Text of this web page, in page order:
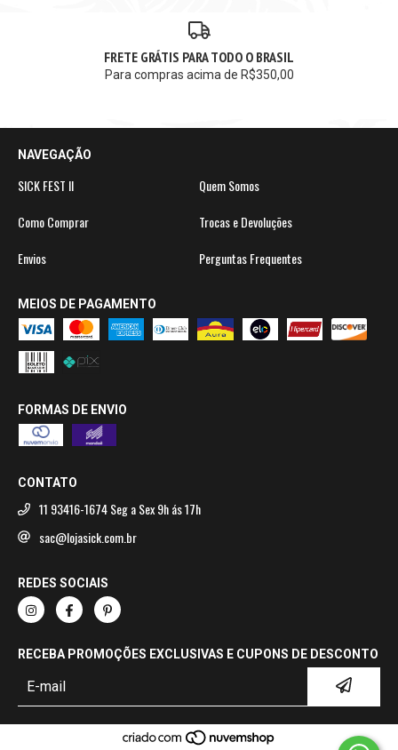
FRETE GRÁTIS PARA TODO O BRASIL
Para compras acima de R$350,00
NAVEGAÇÃO
SICK FEST II
Quem Somos
Como Comprar
Trocas e Devoluções
Envios
Perguntas Frequentes
MEIOS DE PAGAMENTO
FORMAS DE ENVIO
CONTATO
11 93416-1674 Seg a Sex 9h ás 17h
sac@lojasick.com.br
REDES SOCIAIS
RECEBA PROMOÇÕES EXCLUSIVAS E CUPONS DE DESCONTO